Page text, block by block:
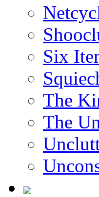
Six
The
The